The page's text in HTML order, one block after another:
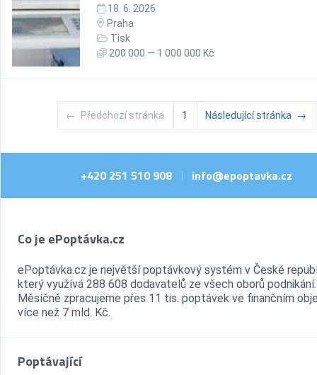
18. 6. 2026
Praha
Tisk
200 000 — 1 000 000 Kč
← Předchozí stránka 1 Následující stránka →
+420 251 510 908 | info@epoptavka.cz
Co je ePoptávka.cz
ePoptávka.cz je největší poptávkový systém v České
který využívá 288 608 dodavatelů ze všech oborů podnikání.
Měsíčně zpracujeme přes 11 tis. poptávek ve finančním
více než 7 mld. Kč.
Poptávající